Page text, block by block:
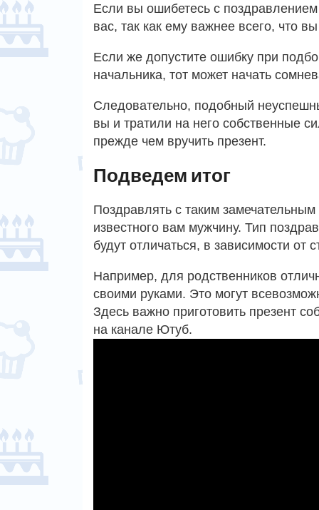
Если вы ошибетесь с поздравлением
вас, так как ему важнее всего, что
Если же допустите ошибку при
начальника, тот может начать
Следовательно, подобный
вы и тратили на него собственные
прежде чем вручить презент.
Подведем итог
Поздравлять с таким
известного вам мужчину. Тип
будут отличаться, в зависимости от
Например, для родственников
своими руками. Это могут
Здесь важно приготовить презент
на канале Ютуб.